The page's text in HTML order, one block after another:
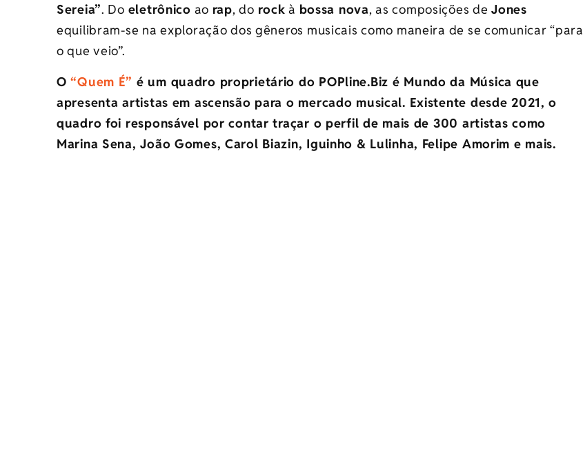
Sereia”. Do eletrônico ao rap, do rock à bossa nova, as composições deJones
equilibram-se na exploração dos gêneros musicais como maneira de se comunicar “para
o que veio”.
O “Quem É” é um quadro proprietário do POPline.Biz é Mundo da Música que
apresenta artistas em ascensão para o mercado musical. Existente desde 2021, o
quadro foi responsável por contar traçar o perfil de mais de 300 artistas como
Marina Sena, João Gomes, Carol Biazin, Iguinho & Lulinha, Felipe Amorim e mais.